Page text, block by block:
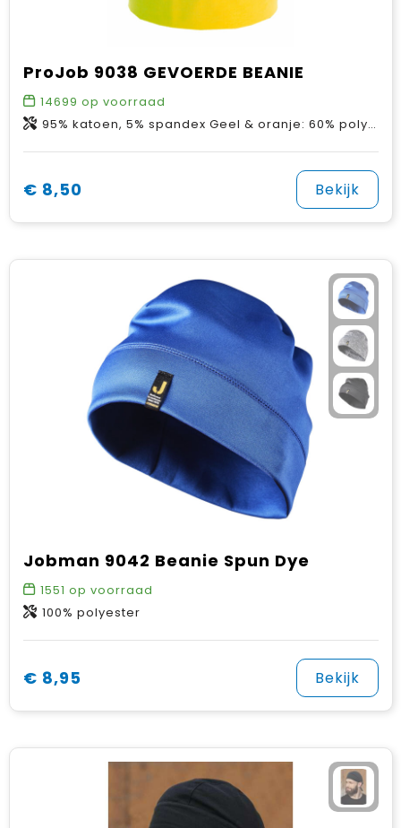
ProJob 9038 GEVOERDE BEANIE
14699 op voorraad
95% katoen, 5% spandex Geel & oranje: 60% polyester, 33% katoen, 7% spandex
€ 8,50 Bekijk
Jobman 9042 Beanie Spun Dye
1551 op voorraad
100% polyester
€ 8,95 Bekijk